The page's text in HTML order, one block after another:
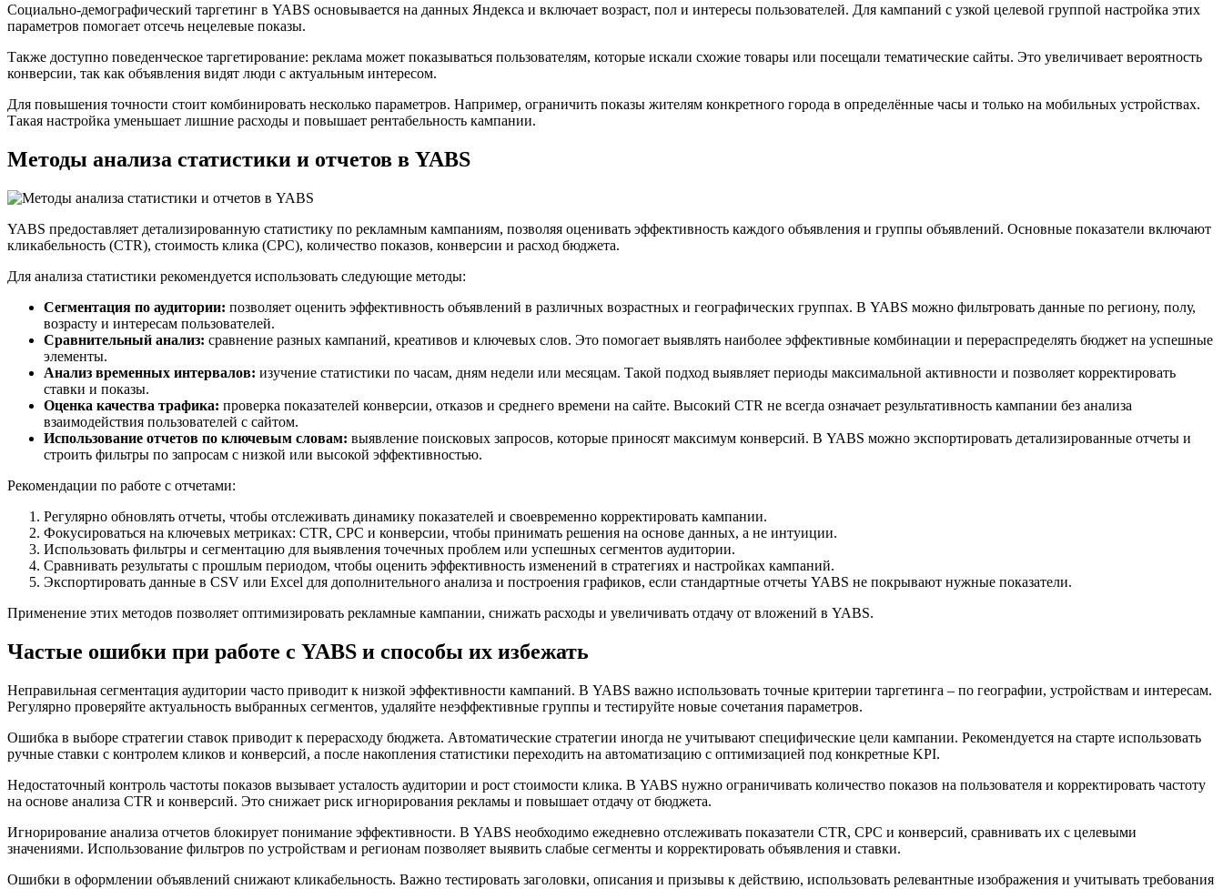
Социально-демографический таргетинг в YABS основывается на данных Яндекса и включает возраст, пол и интересы пользователей. Для кампаний с узкой целевой группой настройка этих
параметров помогает отсечь нецелевые показы.
Также доступно поведенческое таргетирование: реклама может показываться пользователям, которые искали схожие товары или посещали тематические сайты. Это увеличивает вероятность
конверсии, так как объявления видят люди с актуальным интересом.
Для повышения точности стоит комбинировать несколько параметров. Например, ограничить показы жителям конкретного города в определённые часы и только на мобильных устройствах.
Такая настройка уменьшает лишние расходы и повышает рентабельность кампании.
Методы анализа статистики и отчетов в YABS
YABS предоставляет детализированную статистику по рекламным кампаниям, позволяя оценивать эффективность каждого объявления и группы объявлений. Основные показатели включают
кликабельность (CTR), стоимость клика (CPC), количество показов, конверсии и расход бюджета.
Для анализа статистики рекомендуется использовать следующие методы:
Сегментация по аудитории: позволяет оценить эффективность объявлений в различных возрастных и географических группах. В YABS можно фильтровать данные по региону, полу,
возрасту и интересам пользователей.
Сравнительный анализ: сравнение разных кампаний, креативов и ключевых слов. Это помогает выявлять наиболее эффективные комбинации и перераспределять бюджет на успешные
элементы.
Анализ временных интервалов: изучение статистики по часам, дням недели или месяцам. Такой подход выявляет периоды максимальной активности и позволяет корректировать
ставки и показы.
Оценка качества трафика: проверка показателей конверсии, отказов и среднего времени на сайте. Высокий CTR не всегда означает результативность кампании без анализа
взаимодействия пользователей с сайтом.
Использование отчетов по ключевым словам: выявление поисковых запросов, которые приносят максимум конверсий. В YABS можно экспортировать детализированные отчеты и
строить фильтры по запросам с низкой или высокой эффективностью.
Рекомендации по работе с отчетами:
Регулярно обновлять отчеты, чтобы отслеживать динамику показателей и своевременно корректировать кампании.
Фокусироваться на ключевых метриках: CTR, CPC и конверсии, чтобы принимать решения на основе данных, а не интуиции.
Использовать фильтры и сегментацию для выявления точечных проблем или успешных сегментов аудитории.
Сравнивать результаты с прошлым периодом, чтобы оценить эффективность изменений в стратегиях и настройках кампаний.
Экспортировать данные в CSV или Excel для дополнительного анализа и построения графиков, если стандартные отчеты YABS не покрывают нужные показатели.
Применение этих методов позволяет оптимизировать рекламные кампании, снижать расходы и увеличивать отдачу от вложений в YABS.
Частые ошибки при работе с YABS и способы их избежать
Неправильная сегментация аудитории часто приводит к низкой эффективности кампаний. В YABS важно использовать точные критерии таргетинга – по географии, устройствам и интересам.
Регулярно проверяйте актуальность выбранных сегментов, удаляйте неэффективные группы и тестируйте новые сочетания параметров.
Ошибка в выборе стратегии ставок приводит к перерасходу бюджета. Автоматические стратегии иногда не учитывают специфические цели кампании. Рекомендуется на старте использовать
ручные ставки с контролем кликов и конверсий, а после накопления статистики переходить на автоматизацию с оптимизацией под конкретные KPI.
Недостаточный контроль частоты показов вызывает усталость аудитории и рост стоимости клика. В YABS нужно ограничивать количество показов на пользователя и корректировать частоту
на основе анализа CTR и конверсий. Это снижает риск игнорирования рекламы и повышает отдачу от бюджета.
Игнорирование анализа отчетов блокирует понимание эффективности. В YABS необходимо ежедневно отслеживать показатели CTR, CPC и конверсий, сравнивать их с целевыми
значениями. Использование фильтров по устройствам и регионам позволяет выявить слабые сегменты и корректировать объявления и ставки.
Ошибки в оформлении объявлений снижают кликабельность. Важно тестировать заголовки, описания и призывы к действию, использовать релевантные изображения и учитывать требования